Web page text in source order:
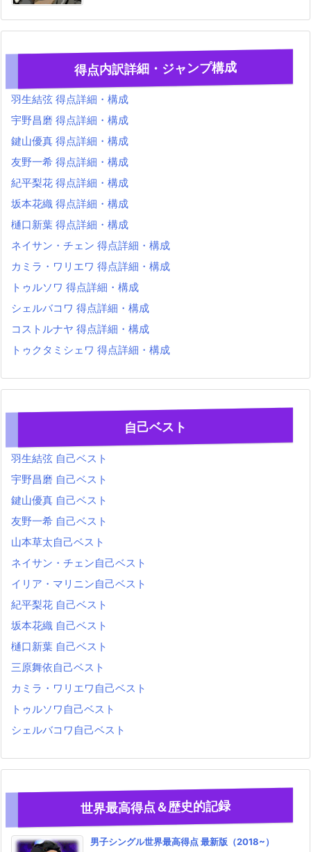
得点内訳詳細・ジャンプ構成
羽生結弦 得点詳細・構成
宇野昌磨 得点詳細・構成
鍵山優真 得点詳細・構成
友野一希 得点詳細・構成
紀平梨花 得点詳細・構成
坂本花織 得点詳細・構成
樋口新葉 得点詳細・構成
ネイサン・チェン 得点詳細・構成
カミラ・ワリエワ 得点詳細・構成
トゥルソワ 得点詳細・構成
シェルバコワ 得点詳細・構成
コストルナヤ 得点詳細・構成
トゥクタミシェワ 得点詳細・構成
自己ベスト
羽生結弦 自己ベスト
宇野昌磨 自己ベスト
鍵山優真 自己ベスト
友野一希 自己ベスト
山本草太自己ベスト
ネイサン・チェン自己ベスト
イリア・マリニン自己ベスト
紀平梨花 自己ベスト
坂本花織 自己ベスト
樋口新葉 自己ベスト
三原舞依自己ベスト
カミラ・ワリエワ自己ベスト
トゥルソワ自己ベスト
シェルバコワ自己ベスト
世界最高得点＆歴史的記録
男子シングル世界最高得点 最新版（2018~）